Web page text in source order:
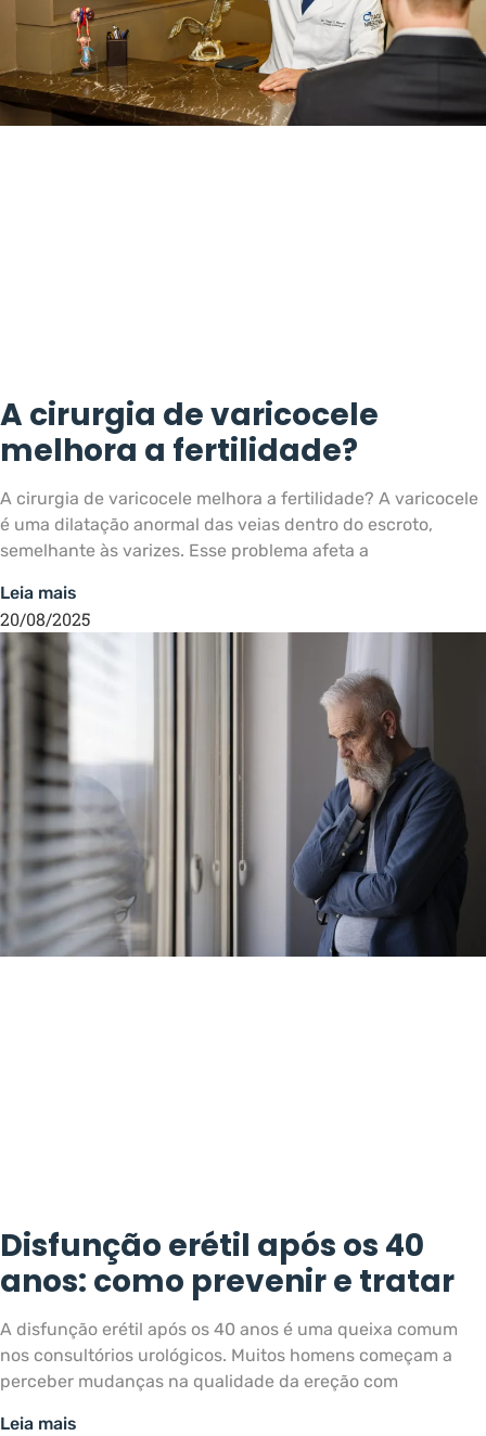
A cirurgia de varicocele
melhora a fertilidade?
A cirurgia de varicocele melhora a fertilidade? A varicocele
é uma dilatação anormal das veias dentro do escroto,
semelhante às varizes. Esse problema afeta a
Leia mais
20/08/2025
Disfunção erétil após os 40
anos: como prevenir e tratar
A disfunção erétil após os 40 anos é uma queixa comum
nos consultórios urológicos. Muitos homens começam a
perceber mudanças na qualidade da ereção com
Leia mais